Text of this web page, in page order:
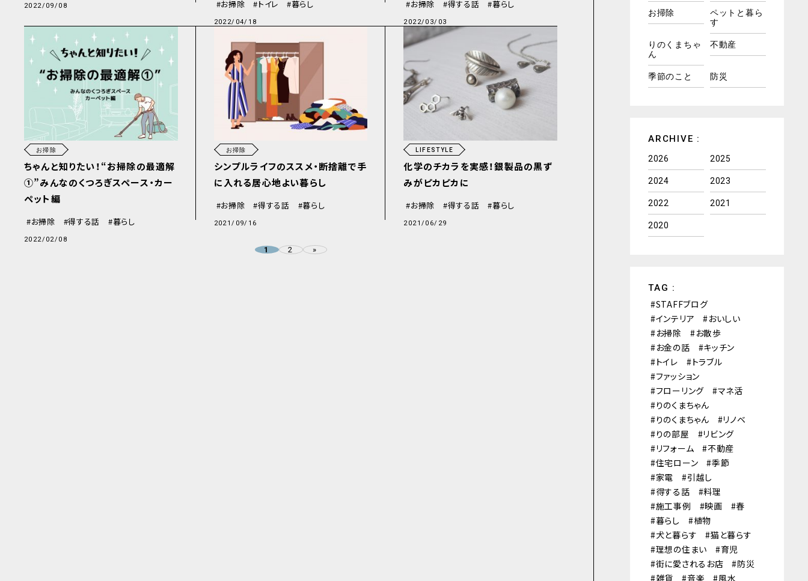
2022/09/08 お掃除 トイレ 暮らし
2022/04/18
お掃除 得する話 暮らし
2022/03/03
お掃除
ちゃんと知りたい！“お掃除の最適解
①”みんなのくつろぎスペース・カー
ペット編
お掃除 得する話 暮らし
2022/02/08
お掃除
シンプルライフのススメ・断捨離で手
に入れる居心地よい暮らし
お掃除 得する話 暮らし
2021/09/16
LIFESTYLE
化学のチカラを実感！銀製品の黒ず
みがピカピカに
お掃除 得する話 暮らし
2021/06/29
1 2 »
お掃除
ペットと暮ら
す
りのくまちゃ
ん
不動産
季節のこと 防災
ARCHIVE :
2026 2025
2024 2023
2022 2021
2020
TAG :
STAFFブログ
インテリア
おいしい
お掃除
お散歩
お金の話
キッチン
トイレ
トラブル
ファッション
フローリング
マネ活
りのくまちゃん
りのくまちゃん
リノベ
りの部屋
リビング
リフォーム
不動産
住宅ローン
季節
家電
引越し
得する話
料理
施工事例
映画
春
暮らし
植物
犬と暮らす
猫と暮らす
理想の住まい
育児
街に愛されるお店
防災
雑貨
音楽 風水